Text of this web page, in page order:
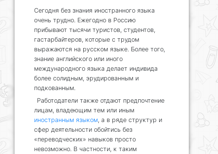
Сегодня без знания иностранного языка
очень трудно. Ежегодно в Россию
прибывают тысячи туристов, студентов,
гастарбайтеров, которые с трудом
выражаются на русском языке. Более того,
знание английского или иного
международного языка делает индивида
более солидным, эрудированным и
подкованным.
Работодатели также отдают предпочтение
лицам, владеющим тем или иным
иностранным языком, а в ряде структур и
сфер деятельности обойтись без
«переводческих» навыков просто
невозможно. В частности, к таким